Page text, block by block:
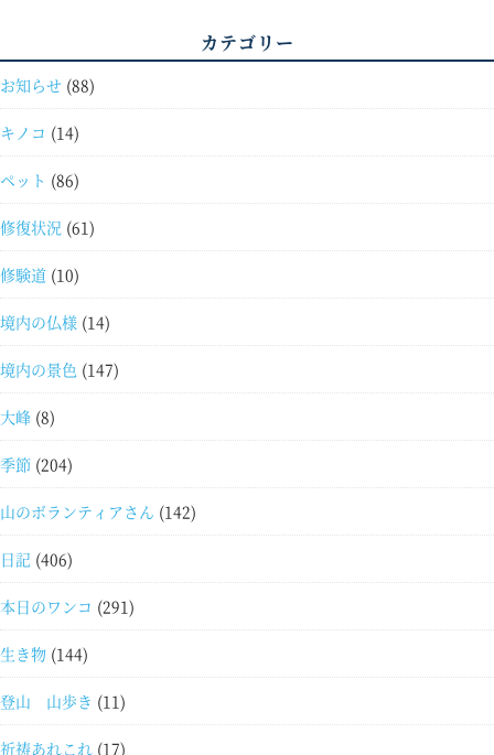
カテゴリー
お知らせ (88)
キノコ (14)
ペット (86)
修復状況 (61)
修験道 (10)
境内の仏様 (14)
境内の景色 (147)
大峰 (8)
季節 (204)
山のボランティアさん (142)
日記 (406)
本日のワンコ (291)
生き物 (144)
登山 山歩き (11)
祈祷あれこれ (17)